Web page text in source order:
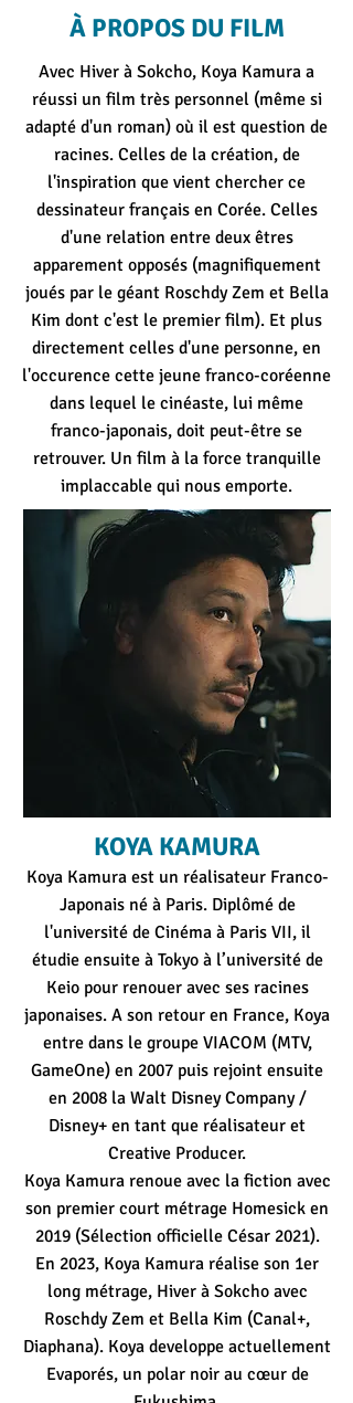
À PROPOS DU FILM
Avec Hiver à Sokcho, Koya Kamura a
réussi un film très personnel (même si
adapté d'un roman) où il est question de
racines. Celles de la création, de
l'inspiration que vient chercher ce
dessinateur français en Corée. Celles
d'une relation entre deux êtres
apparement opposés (magnifiquement
joués par le géant Roschdy Zem et Bella
Kim dont c'est le premier film). Et plus
directement celles d'une personne, en
l'occurence cette jeune franco-coréenne
dans lequel le cinéaste, lui même
franco-japonais, doit peut-être se
retrouver. Un film à la force tranquille
implaccable qui nous emporte.
KOYA KAMURA
Koya Kamura est un réalisateur Franco-
Japonais né à Paris. Diplômé de
l'université de Cinéma à Paris VII, il
étudie ensuite à Tokyo à l’université de
Keio pour renouer avec ses racines
japonaises. A son retour en France, Koya
entre dans le groupe VIACOM (MTV,
GameOne) en 2007 puis rejoint ensuite
en 2008 la Walt Disney Company /
Disney+ en tant que réalisateur et
Creative Producer.
Koya Kamura renoue avec la fiction avec
son premier court métrage Homesick en
2019 (Sélection officielle César 2021).
En 2023, Koya Kamura réalise son 1er
long métrage, Hiver à Sokcho avec
Roschdy Zem et Bella Kim (Canal+,
Diaphana). Koya developpe actuellement
Evaporés, un polar noir au cœur de